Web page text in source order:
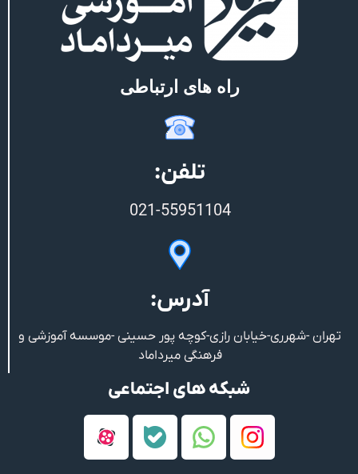
راه های ارتباطی
تلفن:
021-55951104
آدرس:
تهران -شهرری-خیابان رازی-کوچه پور حسینی -موسسه آموزشی و
فرهنگی میرداماد
شبکه های اجتماعی